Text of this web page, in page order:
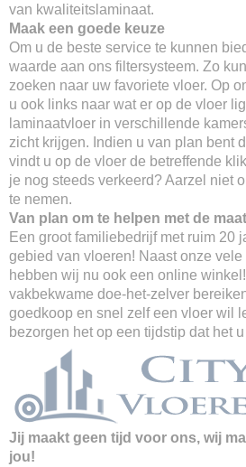
van kwaliteitslaminaat.
Maak een goede keuze
Om u de beste service te kunnen
waarde aan ons filtersysteem. Zo
zoeken naar uw favoriete vloer. Op
u ook links naar wat er op de vloer
laminaatvloer in verschillende
zicht krijgen. Indien u van plan bent
vindt u op de vloer de betreffende
je nog steeds verkeerd? Aarzel niet
te nemen.
Van plan om te helpen met de
Een groot familiebedrijf met ruim 20
gebied van vloeren! Naast onze
hebben wij nu ook een online
vakbekwame doe-het-zelver
goedkoop en snel zelf een vloer wil
bezorgen het op een tijdstip dat het
Jij maakt geen tijd voor ons, wij
jou!